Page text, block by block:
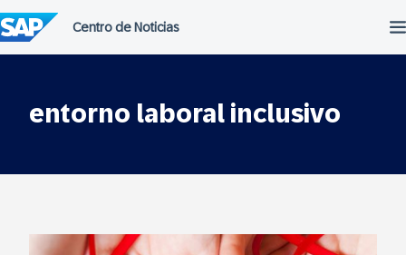
al
contenido
entorno laboral inclusivo